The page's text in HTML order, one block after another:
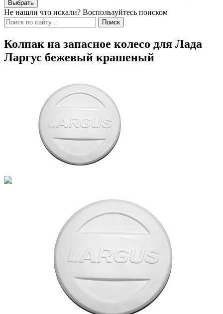
Не нашли что искали? Воспользуйтесь поиском
Колпак на запасное колесо для Лада
Ларгус бежевый крашеный